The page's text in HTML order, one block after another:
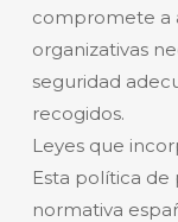
compromete a
organizativas
seguridad
recogidos.
Leyes que
Esta política de
normativa